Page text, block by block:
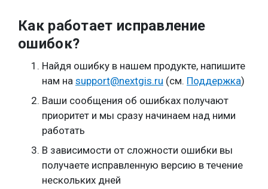
Как работает исправление
ошибок?
Найдя ошибку в нашем продукте, напишите
нам на support@nextgis.ru (см. Поддержка)
Ваши сообщения об ошибках получают
приоритет и мы сразу начинаем над ними
работать
В зависимости от сложности ошибки вы
получаете исправленную версию в течение
нескольких дней